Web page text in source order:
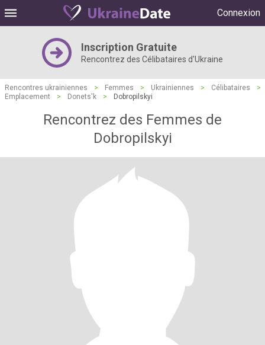
Connexion
Inscription Gratuite
Rencontrez des Célibataires d'Ukraine
Rencontres ukrainiennes > Femmes > Ukrainiennes > Célibataires
>
Emplacement
> Donets'k > Dobropilskyi
Rencontrez des Femmes de
Dobropilskyi